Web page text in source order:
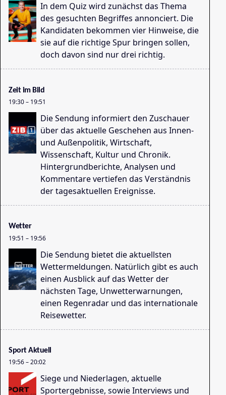
In dem Quiz wird zunächst das Thema
des gesuchten Begriffes annonciert. Die
Kandidaten bekommen vier Hinweise, die
sie auf die richtige Spur bringen sollen,
doch davon sind nur drei richtig.
Zeit im Bild
19:30– 19:51
Die Sendung informiert den Zuschauer
über das aktuelle Geschehen aus Innen-
und Außenpolitik, Wirtschaft,
Wissenschaft, Kultur und Chronik.
Hintergrundberichte, Analysen und
Kommentare vertiefen das Verständnis
der tagesaktuellen Ereignisse.
Wetter
19:51 – 19:56
Die Sendung bietet die aktuellsten
Wettermeldungen. Natürlich gibt es auch
einen Ausblick auf das Wetter der
nächsten Tage, Unwetterwarnungen,
einen Regenradar und das internationale
Reisewetter.
Sport Aktuell
19:56–20:02
Siege und Niederlagen, aktuelle
Sportergebnisse, sowie Interviews und